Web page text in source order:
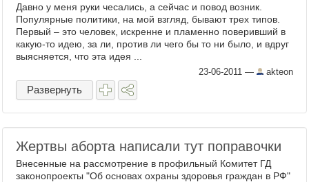
Давно у меня руки чесались, а сейчас и повод возник.
Популярные политики, на мой взгляд, бывают трех типов.
Первый – это человек, искренне и пламенно поверивший в
какую-то идею, за ли, против ли чего бы то ни было, и вдруг
выясняется, что эта идея ...
23-06-2011 — akteon
Развернуть
Жертвы аборта написали тут поправочки
Внесенные на рассмотрение в профильный Комитет ГД
законопроекты "Об основах охраны здоровья граждан в РФ"